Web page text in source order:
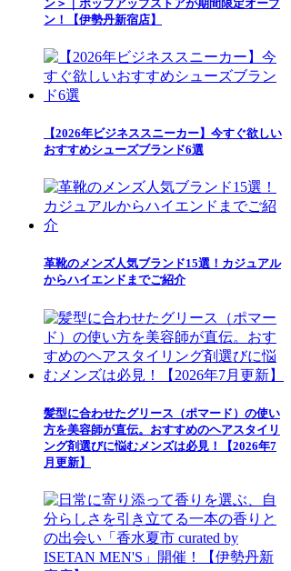
ン＞｜ポップアップストアが期間限定オープ
ン！【伊勢丹新宿店】
【2026年ビジネススニーカー】今すぐ欲しい
おすすめシューズブランド6選
革靴のメンズ人気ブランド15選！カジュアル
からハイエンドまでご紹介
髪型に合わせたグリース（ポマード）の使い
方を美容師が直伝。おすすめのヘアスタイリ
ング剤選びに悩むメンズは必見！【2026年7
月更新】